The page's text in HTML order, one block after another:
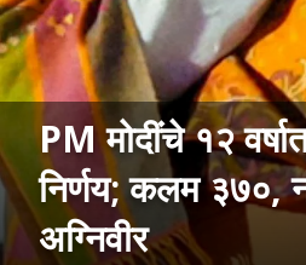
PM मोदींचे १२
निर्णय; कलम ३७०,
अग्निवीर